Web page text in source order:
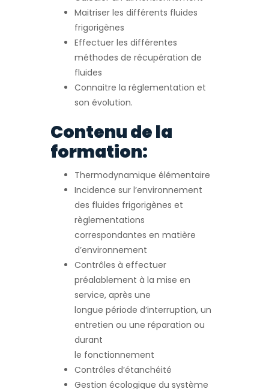
Maitriser les différents fluides
frigorigènes
Effectuer les différentes
méthodes de récupération de
fluides
Connaitre la réglementation et
son évolution.
Contenu de la
formation:
Thermodynamique élémentaire
Incidence sur l’environnement
des fluides frigorigènes et
règlementations
correspondantes en matière
d’environnement
Contrôles à effectuer
préalablement à la mise en
service, après une
longue période d’interruption, un
entretien ou une réparation ou
durant
le fonctionnement
Contrôles d’étanchéité
Gestion écologique du système